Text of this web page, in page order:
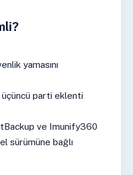
yamasını
üçüncü parti eklenti
ve Imunify360
sürümüne bağlı